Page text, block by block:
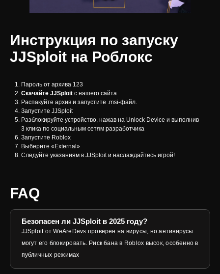
Инструкция по запуску
JJSploit на Роблокс
Пароль от архива 123
Скачайте JJSploitс нашего сайта
Распакуйте архив и запустите .msi-файл.
Запустите JJSploit
Разблокируйте устройство, нажав на Unlock Device и выполнив
3 клика по социальным сетям разработчика
Запустите Roblox
Выберите «External»
Следуйте указаниям в JJSploit и наслаждайтесь игрой!
FAQ
Безопасен ли JJSploit в 2025 году?
JJSploit от WeAreDevs проверен на вирусы, но антивирусы
могут его блокировать. Риск бана в Roblox высок, особенно в
публичных режимах